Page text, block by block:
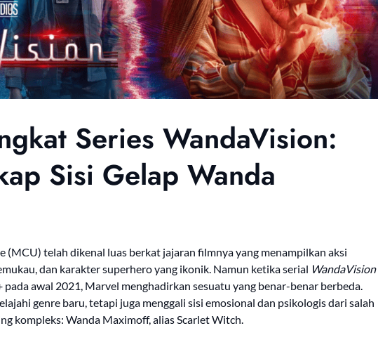
Series WandaVision:
Sisi Gelap Wanda
(MCU) telah dikenal luas berkat jajaran filmnya yang menampilkan aksi
dan karakter superhero yang ikonik. Namun ketika serial WandaVision
awal 2021, Marvel menghadirkan sesuatu yang benar-benar berbeda.
genre baru, tetapi juga menggali sisi emosional dan psikologis dari salah
kompleks: Wanda Maximoff, alias Scarlet Witch.